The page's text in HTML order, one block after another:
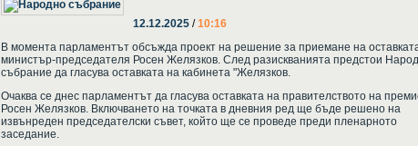
12.12.2025 /10:16
В момента парламентът обсъжда проект на решение за приемане на
министър-председателя Росен Желязков. След разискванията предстои
събрание да гласува оставката на кабинета "Желязков.
Очаква се днес парламентът да гласува оставката на правителството на
Росен Желязков. Включването на точката в дневния ред ще бъде решено на
извънреден председателски съвет, който ще се проведе преди пленарното
заседание.